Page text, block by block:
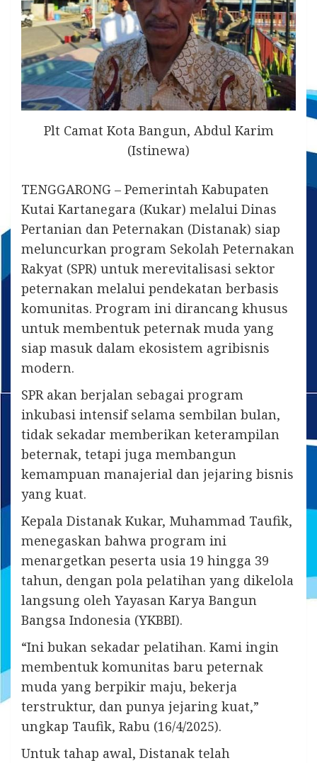
Plt Camat Kota Bangun, Abdul Karim
(Istinewa)
TENGGARONG – Pemerintah Kabupaten
Kutai Kartanegara (Kukar) melalui Dinas
Pertanian dan Peternakan (Distanak) siap
meluncurkan program Sekolah Peternakan
Rakyat (SPR) untuk merevitalisasi sektor
peternakan melalui pendekatan berbasis
komunitas. Program ini dirancang khusus
untuk membentuk peternak muda yang
siap masuk dalam ekosistem agribisnis
modern.
SPR akan berjalan sebagai program
inkubasi intensif selama sembilan bulan,
tidak sekadar memberikan keterampilan
beternak, tetapi juga membangun
kemampuan manajerial dan jejaring bisnis
yang kuat.
Kepala Distanak Kukar, Muhammad Taufik,
menegaskan bahwa program ini
menargetkan peserta usia 19 hingga 39
tahun, dengan pola pelatihan yang dikelola
langsung oleh Yayasan Karya Bangun
Bangsa Indonesia (YKBBI).
“Ini bukan sekadar pelatihan. Kami ingin
membentuk komunitas baru peternak
muda yang berpikir maju, bekerja
terstruktur, dan punya jejaring kuat,”
ungkap Taufik, Rabu (16/4/2025).
Untuk tahap awal, Distanak telah